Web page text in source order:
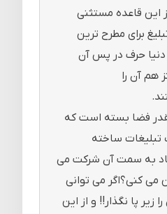
این قاعده مستثنی
برای مطرح ترین
حرف در پس آن
هم آن را
فضا بسته است که
ساخته
به سمت آن شرکت می
می کنی؟اگر می توانی
زیر پا نگذار!! و از این